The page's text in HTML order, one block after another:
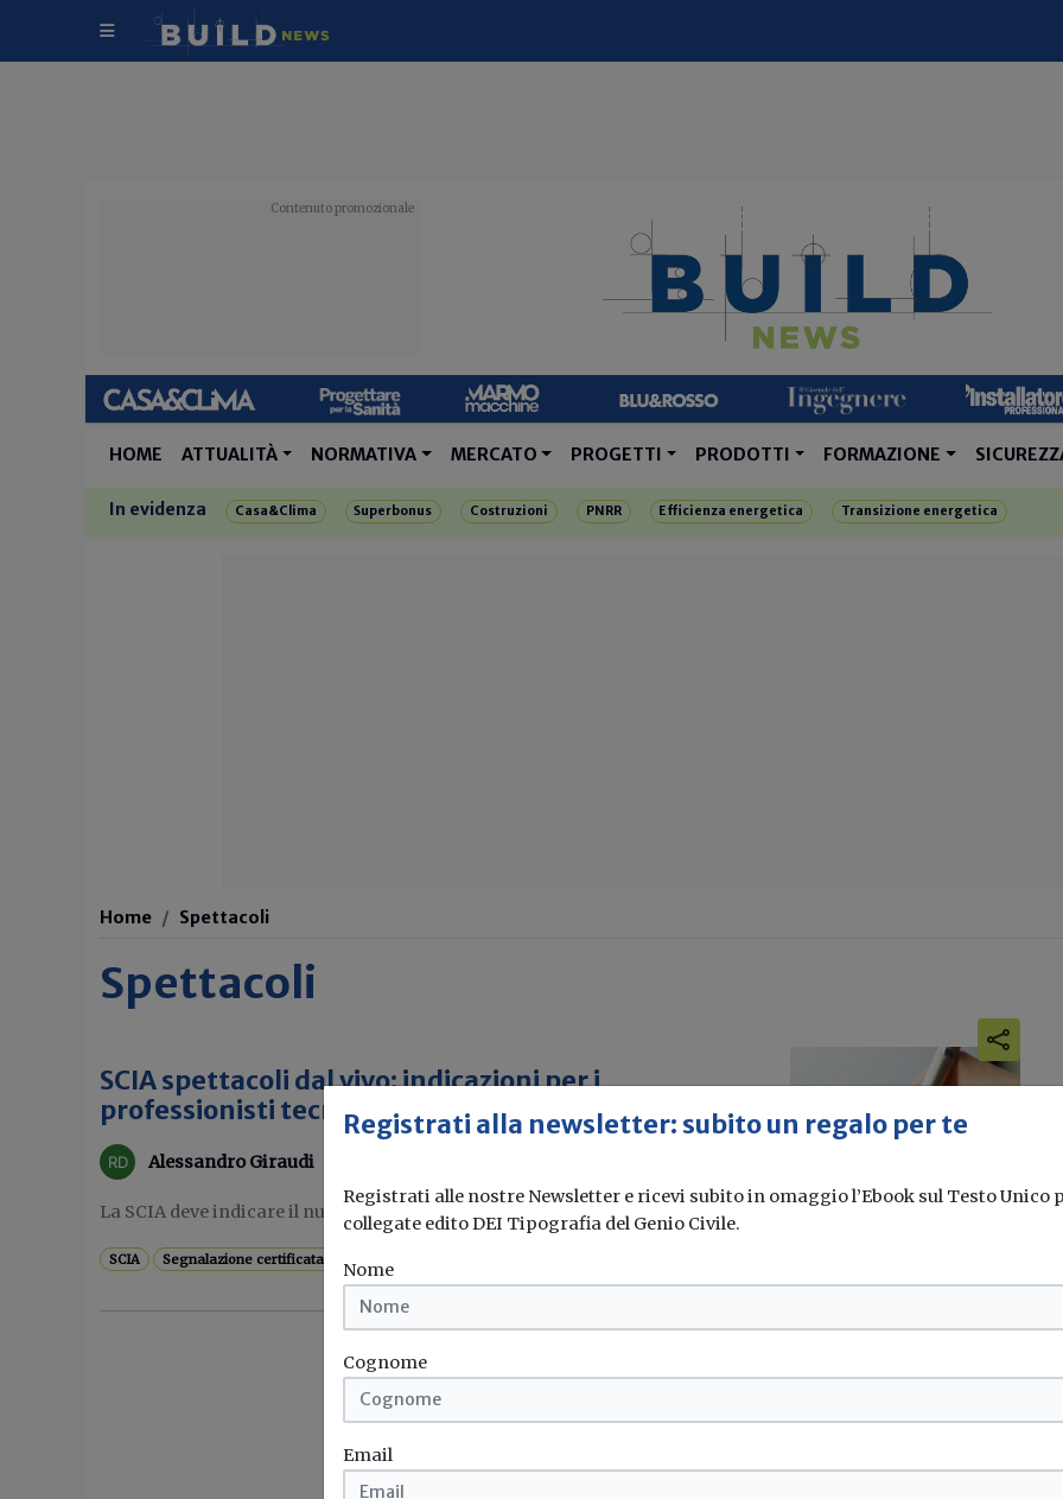
HOME ATTUALITÀ NORMATIVA MERCATO PROGETTI PRODOTTI FORMAZIONE
In evidenza Casa&Clima Superbonus Costruzioni PNRR Efficienza energetica Transizione energetica
Home Spettacoli
Spettacoli
SCIA spettacoli dal vivo: indicazioni per i
professionisti tecnici nel Ddl Semplificazioni
Alessandro Giraudi
La SCIA deve indicare il numero massimo di partecipanti, il luogo e...
SCIA Segnalazione certificata di inizio attività
Registrati alla newsletter: subito un regalo per te
Registrati alle nostre Newsletter e ricevi subito in omaggio l’Ebook sul Testo Unico
collegate edito DEI Tipografia del Genio Civile.
Nome
Cognome
Email